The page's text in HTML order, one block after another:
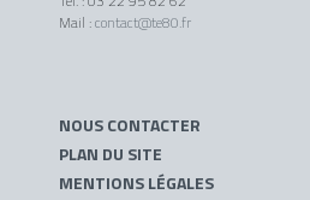
Mail :contact@te80.fr
NOUS CONTACTER
PLAN DU SITE
MENTIONS LÉGALES